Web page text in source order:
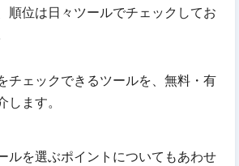
順位は日々ツールでチェックしてお
チェックできるツールを、無料・有
ます。
ルを選ぶポイントについてもあわせ